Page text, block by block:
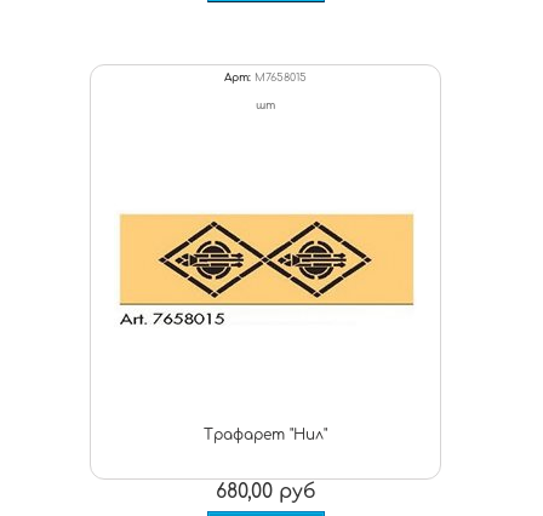
Арт: M7658015
шт
Трафарет "Нил"
680,00 руб